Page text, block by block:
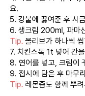
요.
5. 강불에 끓여준 후 시
6. 생크림 200ml, 파마
Tip. 올리브가 하나씩
7. 치킨스톡 1t 넣어 간
8. 연어를 넣고, 크림이
9. 접시에 담은 후 마무
Tip. 레몬즙도 함께 뿌